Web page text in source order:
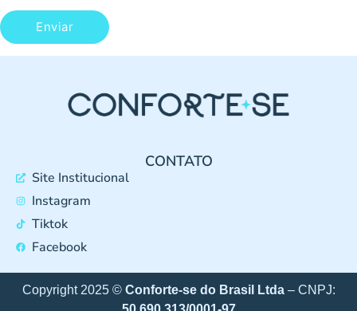
CONTATO
Site Institucional
Instagram
Tiktok
Facebook
Copyright 2025 © Conforte-se do Brasil Ltda– CNPJ: